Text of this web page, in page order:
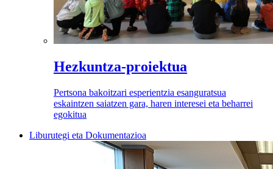
Hezkuntza-proiektua
Pertsona bakoitzari esperientzia esanguratsua
eskaintzen saiatzen gara, haren interesei eta beharrei
egokitua
Liburutegi eta Dokumentazioa